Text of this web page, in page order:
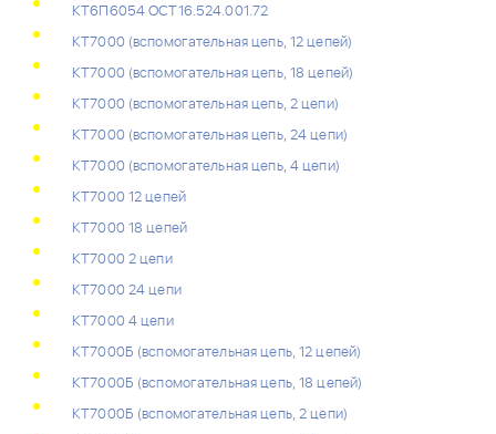
КТ6П6054 ОСТ16.524.001.72
КТ7000 (вспомогательная цепь, 12 цепей)
КТ7000 (вспомогательная цепь, 18 цепей)
КТ7000 (вспомогательная цепь, 2 цепи)
КТ7000 (вспомогательная цепь, 24 цепи)
КТ7000 (вспомогательная цепь, 4 цепи)
КТ7000 12 цепей
КТ7000 18 цепей
КТ7000 2 цепи
КТ7000 24 цепи
КТ7000 4 цепи
КТ7000Б (вспомогательная цепь, 12 цепей)
КТ7000Б (вспомогательная цепь, 18 цепей)
КТ7000Б (вспомогательная цепь, 2 цепи)